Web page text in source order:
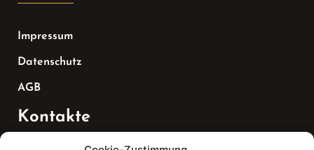
Impressum
Datenschutz
AGB
Kontakte